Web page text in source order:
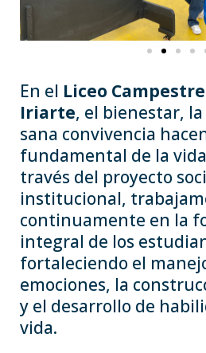
En el Liceo
Iriarte, el bienestar,
sana convivencia
fundamental de la
través del proyecto
institucional,
continuamente en la
integral de los
fortaleciendo el
emociones, la
y el desarrollo de
vida.